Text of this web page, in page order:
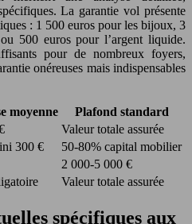
La garantie vol présente
: 1 500 euros pour les bijoux, 3
500 euros pour l’argent liquide.
pour de nombreux foyers,
onéreuses mais indispensables
moyenne
Plafond standard
Valeur totale assurée
300 €
50-80% capital mobilier
2 000-5 000 €
Valeur totale assurée
spécifiques aux